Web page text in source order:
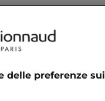
delle preferenze sui